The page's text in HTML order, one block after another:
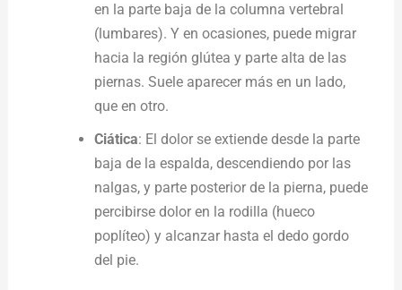
en la parte baja de la columna vertebral
(lumbares). Y en ocasiones, puede migrar
hacia la región glútea y parte alta de las
piernas. Suele aparecer más en un lado,
que en otro.
Ciática: El dolor se extiende desde la parte
baja de la espalda, descendiendo por las
nalgas, y parte posterior de la pierna, puede
percibirse dolor en la rodilla (hueco
poplíteo) y alcanzar hasta el dedo gordo
del pie.